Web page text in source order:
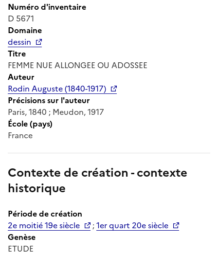
Numéro d'inventaire
D 5671
Domaine
dessin
Titre
FEMME NUE ALLONGEE OU ADOSSEE
Auteur
Rodin Auguste (1840-1917)
Précisions sur l'auteur
Paris, 1840 ; Meudon, 1917
École (pays)
France
Contexte de création - contexte
historique
Période de création
2e moitié 19e siècle
;1er quart 20e siècle
Genèse
ETUDE